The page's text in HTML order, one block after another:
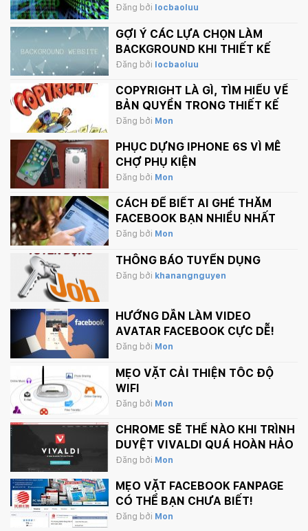
VÀ COOKIE
Đăng bởi locbaoluu
GỢI Ý CÁC LỰA CHỌN LÀM
BACKGROUND KHI THIẾT KẾ
WEBSITE
Đăng bởi locbaoluu
COPYRIGHT LÀ GÌ, TÌM HIỂU VỀ
BẢN QUYỀN TRONG THIẾT KẾ
Đăng bởi Mon
PHỤC DỰNG IPHONE 6S VÌ MÊ
CHỢ PHỤ KIỆN
Đăng bởi Mon
CÁCH ĐỂ BIẾT AI GHÉ THĂM
FACEBOOK BẠN NHIỀU NHẤT
Đăng bởi Mon
THÔNG BÁO TUYỂN DỤNG
Đăng bởi khanangnguyen
HƯỚNG DẪN LÀM VIDEO
AVATAR FACEBOOK CỰC DỄ!
Đăng bởi Mon
MẸO VẶT CẢI THIỆN TỐC ĐỘ
WIFI
Đăng bởi Mon
CHROME SẼ THẾ NÀO KHI TRÌNH
DUYỆT VIVALDI QUÁ HOÀN HẢO
Đăng bởi Mon
MẸO VẶT FACEBOOK FANPAGE
CÓ THỂ BẠN CHƯA BIẾT!
Đăng bởi Mon